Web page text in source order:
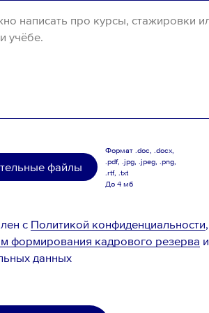
файлы
Формат .doc, .docx,
.pdf, .jpg, .jpeg, .png,
.rtf, .txt
До 4 мб
с Политикой конфиденциальности,
формирования кадрового резерва и
данных